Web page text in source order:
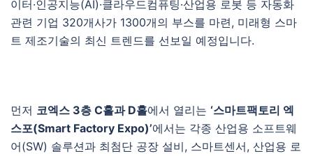
이터·인공지능(AI)·클라우드컴퓨팅·산업용 로봇 등 자동화
관련 기업 320개사가 1300개의 부스를 마련, 미래형 스마
트 제조기술의 최신 트렌드를 선보일 예정입니다.
먼저 코엑스 3층 C홀과 D홀에서 열리는 ‘스마트팩토리 엑
스포(Smart Factory Expo)’에서는 각종 산업용 소프트웨
어(SW) 솔루션과 최첨단 공장 설비, 스마트센서, 산업용 로